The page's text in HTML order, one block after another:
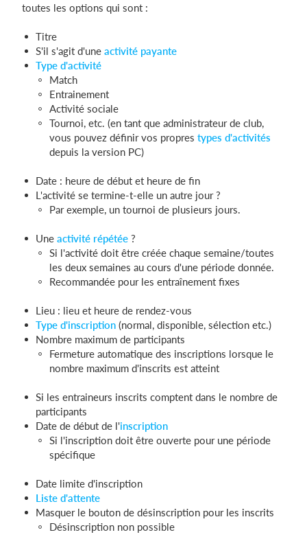
toutes les options qui sont :
Titre
S'il s'agit d'une activité payante
Type d'activité
Match
Entrainement
Activité sociale
Tournoi, etc. (en tant que administrateur de club,
vous pouvez définir vos propres types d'activités
depuis la version PC)
Date : heure de début et heure de fin
L'activité se termine-t-elle un autre jour ?
Par exemple, un tournoi de plusieurs jours.
Une activité répétée ?
Si l'activité doit être créée chaque semaine/toutes
les deux semaines au cours d'une période donnée.
Recommandée pour les entraînement fixes
Lieu : lieu et heure de rendez-vous
Type d'inscription (normal, disponible, sélection etc.)
Nombre maximum de participants
Fermeture automatique des inscriptions lorsque le
nombre maximum d'inscrits est atteint
Si les entraineurs inscrits comptent dans le nombre de
participants
Date de début de l'inscription
Si l'inscription doit être ouverte pour une période
spécifique
Date limite d'inscription
Liste d'attente
Masquer le bouton de désinscription pour les inscrits
Désinscription non possible